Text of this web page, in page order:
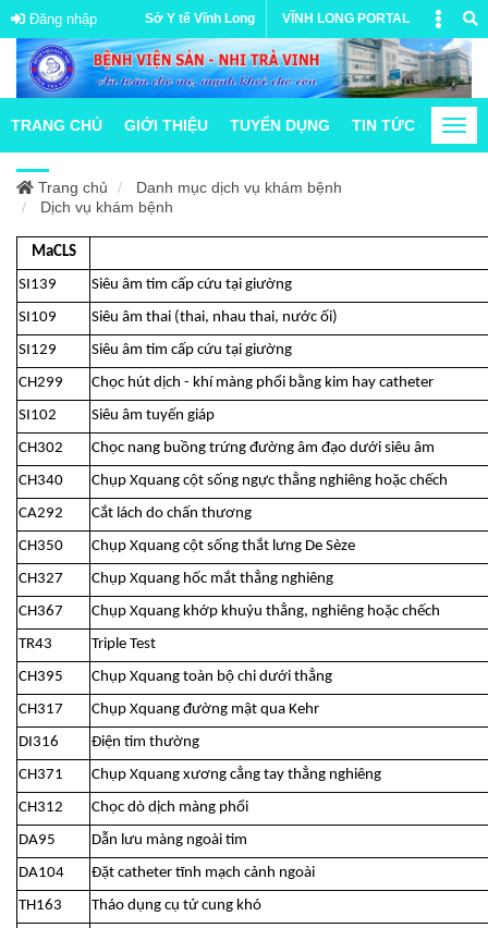
Đăng nhập Sở Y tế Vĩnh Long VĨNH LONG PORTAL
TRANG CHỦ GIỚI THIỆU TUYỂN DỤNG TIN TỨC & HOẠT
Trang chủ
Danh mục dịch vụ khám bệnh
Dịch vụ khám bệnh
MaCLS
SI139
Siêu âm tim cấp cứu tại giường
SI109
Siêu âm thai (thai, nhau thai, nước ối)
SI129
Siêu âm tim cấp cứu tại giường
CH299
Chọc hút dịch - khí màng phổi bằng kim hay catheter
SI102
Siêu âm tuyến giáp
CH302
Chọc nang buồng trứng đường âm đạo dưới siêu âm
CH340
Chụp Xquang cột sống ngực thẳng nghiêng hoặc chếch
CA292
Cắt lách do chấn thương
CH350
Chụp Xquang cột sống thắt lưng De Sèze
CH327
Chụp Xquang hốc mắt thẳng nghiêng
CH367
Chụp Xquang khớp khuỷu thẳng, nghiêng hoặc chếch
TR43
Triple Test
CH395
Chụp Xquang toàn bộ chi dưới thẳng
CH317
Chụp Xquang đường mật qua Kehr
DI316
Điện tim thường
CH371
Chụp Xquang xương cẳng tay thẳng nghiêng
CH312
Chọc dò dịch màng phổi
DA95
Dẫn lưu màng ngoài tim
DA104
Đặt catheter tĩnh mạch cảnh ngoài
TH163
Tháo dụng cụ tử cung khó